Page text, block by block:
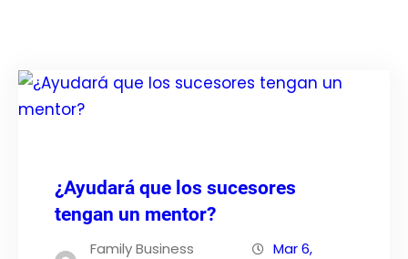
¿Ayudará que los sucesores
tengan un mentor?
Family Business
Mar 6,